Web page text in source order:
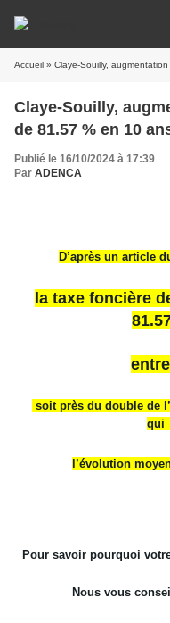
Accueil » Claye-Souilly, augmentation de
Claye-Souilly,
de 81.57 % en 10
Publié le 16/10/2024 à 17:39
Par ADENCA
D’après un article
la taxe foncière
soit près du double de
qui
l’évolution
Pour savoir pourquoi
Nous vous